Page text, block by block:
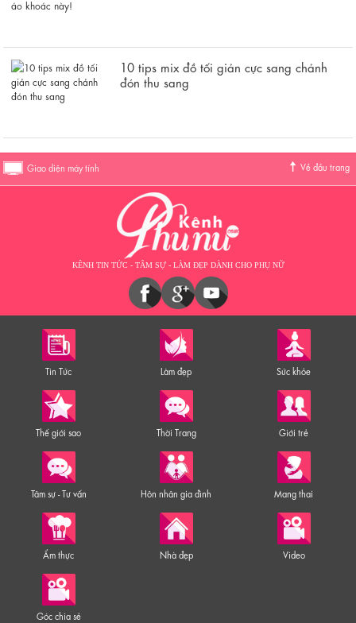
10 tips mix đồ tối giản cực sang chảnh
đón thu sang
Giao diện máy tính Về đầu trang
KÊNH TIN TỨC - TÂM SỰ - LÀM ĐẸP DÀNH CHO PHỤ NỮ
Tin Tức Làm đẹp Sức khỏe
Thế giới sao Thời Trang Giới trẻ
Tâm sự - Tư vấn Hôn nhân gia đình Mang thai
Ẩm thực Nhà đẹp Video
Góc chia sẻ